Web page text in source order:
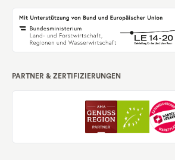
PARTNER & ZERTIFIZIERUNGEN